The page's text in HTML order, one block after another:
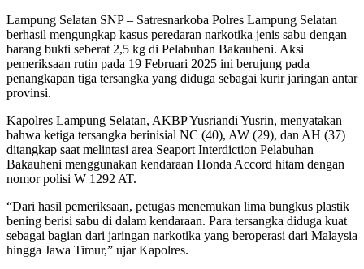
Lampung Selatan SNP – Satresnarkoba Polres Lampung Selatan
berhasil mengungkap kasus peredaran narkotika jenis sabu dengan
barang bukti seberat 2,5 kg di Pelabuhan Bakauheni. Aksi
pemeriksaan rutin pada 19 Februari 2025 ini berujung pada
penangkapan tiga tersangka yang diduga sebagai kurir jaringan antar
provinsi.
Kapolres Lampung Selatan, AKBP Yusriandi Yusrin, menyatakan
bahwa ketiga tersangka berinisial NC (40), AW (29), dan AH (37)
ditangkap saat melintasi area Seaport Interdiction Pelabuhan
Bakauheni menggunakan kendaraan Honda Accord hitam dengan
nomor polisi W 1292 AT.
“Dari hasil pemeriksaan, petugas menemukan lima bungkus plastik
bening berisi sabu di dalam kendaraan. Para tersangka diduga kuat
sebagai bagian dari jaringan narkotika yang beroperasi dari Malaysia
hingga Jawa Timur,” ujar Kapolres.